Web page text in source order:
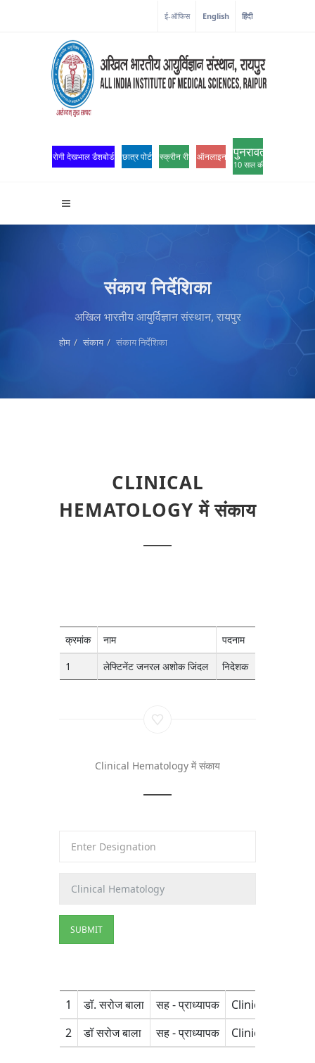
ई-ऑफिस English हिंदी
रोगी देखभाल डैशबोर्ड छात्र पोर्टल स्क्रीन रीडर एक्सेसऑनलाइन ओपीडी पंजीकरण
पुनरावर्तन
10 साल की उत्कृष्टता
संकाय निर्देशिका
अखिल भारतीय आयुर्विज्ञान संस्थान, रायपुर
होम संकाय संकाय निर्देशिका
CLINICAL
HEMATOLOGY में संकाय
क्रमांक नाम
पदनाम
1
लेफ्टिनेंट जनरल अशोक जिंदल निदेशक
Clinical Hematology में संकाय
SUBMIT
1 डॉ. सरोज बाला सह - प्राध्यापक
Clinical
2
डॉ सरोज बाला सह - प्राध्यापक Clinical